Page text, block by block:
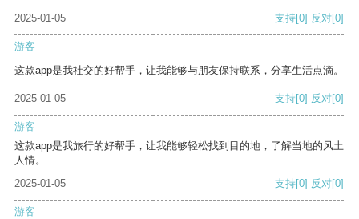
2025-01-05
支持[0] 反对[0]
游客
这款app是我社交的好帮手，让我能够与朋友保持联系，分享生活点滴。
2025-01-05 支持[0] 反对[0]
游客
这款app是我旅行的好帮手，让我能够轻松找到目的地，了解当地的风土
人情。
2025-01-05
支持[0] 反对[0]
游客